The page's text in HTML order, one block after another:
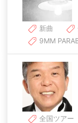
新曲
9MM
全国ツアー